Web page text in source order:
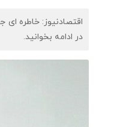
اقتصادنیوز: خاطره
در ادامه بخوانید.